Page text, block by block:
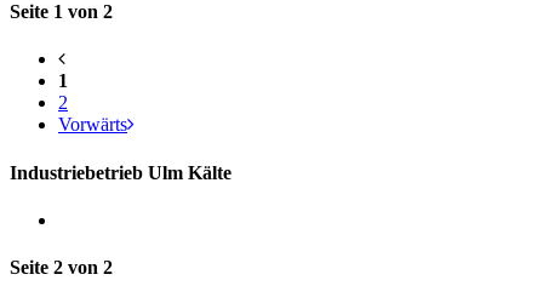
Seite 1 von 2
1
2
Vorwärts
Industriebetrieb Ulm Kälte
Seite 2 von 2